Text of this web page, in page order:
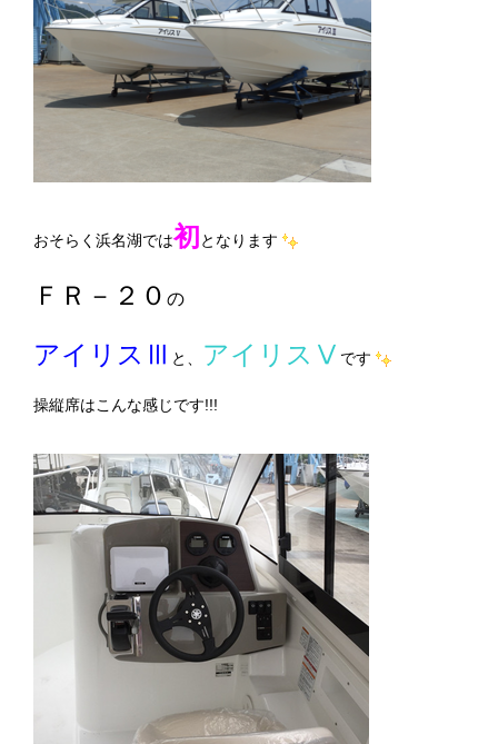
おそらく浜名湖では初となります
ＦＲ－２０ の
アイリスⅢ と、 アイリスⅤ です
操縦席はこんな感じです!!!